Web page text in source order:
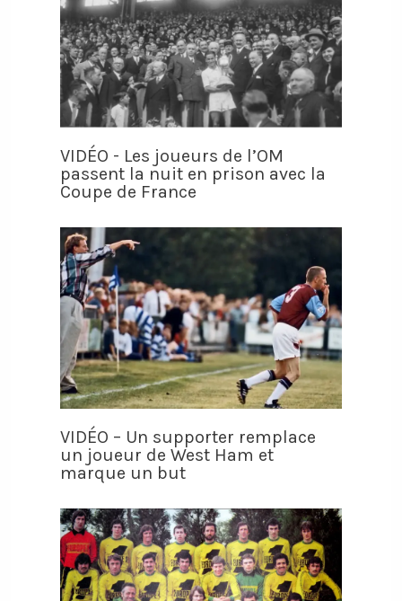
VIDÉO - Les joueurs de l’OM
passent la nuit en prison avec la
Coupe de France
VIDÉO – Un supporter remplace
un joueur de West Ham et
marque un but